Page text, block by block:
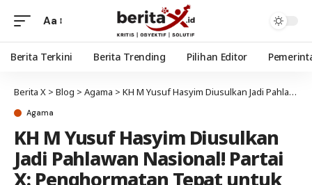
Aa
Berita Terkini Berita Trending Pilihan Editor
Berita X > Blog > Agama > KH M Yusuf Hasyim Diusulkan Jadi Pahlawan Nasional! Partai X: Penghormatan Tepat untuk Sosok Panutan
Agama
KH M Yusuf Hasyim Diusulkan
Jadi Pahlawan Nasional! Partai
X: Penghormatan Tepat untuk